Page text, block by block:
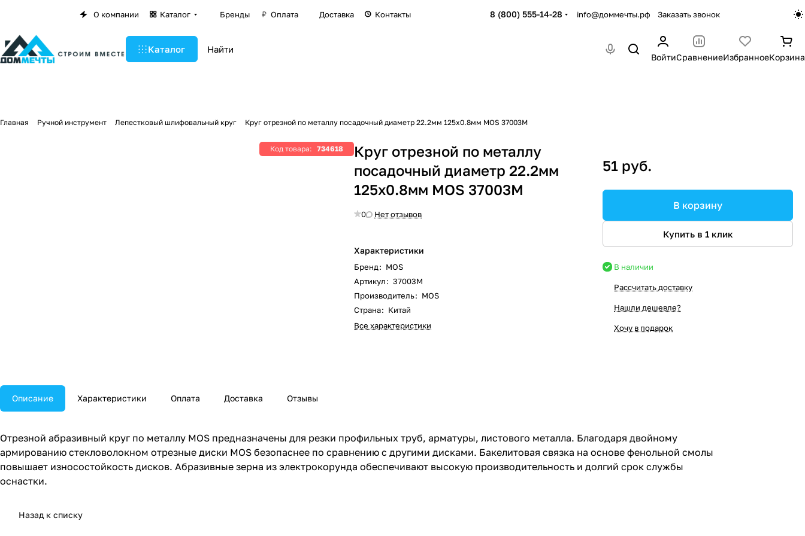
О компании Каталог Бренды Оплата Доставка Контакты 8 (800) 555-14-28 info@доммечты.рф Заказать звонок
Каталог
ВойтиСравнениеИзбранноеКорзина
Главная Ручной инструмент Лепестковый шлифовальный круг Круг отрезной по металлу посадочный диаметр 22.2мм 125х0.8мм MOS 37003М
Код товара: 734618
Круг отрезной по металлу
посадочный диаметр 22.2мм
125х0.8мм MOS 37003М
0 Нет отзывов
Характеристики
Бренд: MOS
Артикул: 37003М
Производитель: MOS
Страна: Китай
Все характеристики
51 руб.
В корзину
Купить в 1 клик
В наличии
Рассчитать доставку
Нашли дешевле?
Хочу в подарок
Описание Характеристики Оплата Доставка Отзывы
Отрезной абразивный круг по металлу MOS предназначены для резки профильных труб, арматуры, листового металла. Благодаря двойному
армированию стекловолокном отрезные диски MOS безопаснее по сравнению с другими дисками. Бакелитовая связка на основе фенольной смолы
повышает износостойкость дисков. Абразивные зерна из электрокорунда обеспечивают высокую производительность и долгий срок службы
оснастки.
Назад к списку